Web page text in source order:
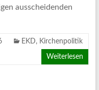
ausscheidenden
EKD, Kirchenpolitik
Weiterlesen